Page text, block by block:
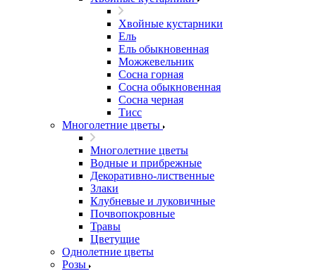
Хвойные кустарники
Ель
Ель обыкновенная
Можжевельник
Сосна горная
Сосна обыкновенная
Сосна черная
Тисс
Многолетние цветы
Многолетние цветы
Водные и прибрежные
Декоративно-лиственные
Злаки
Клубневые и луковичные
Почвопокровные
Травы
Цветущие
Однолетние цветы
Розы